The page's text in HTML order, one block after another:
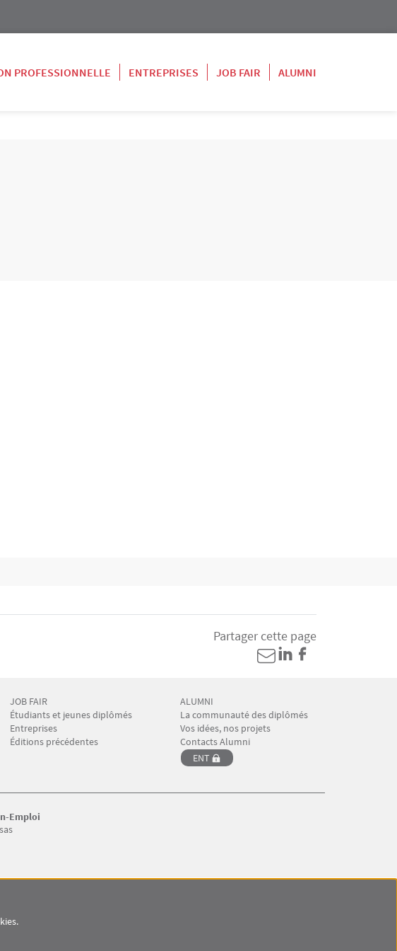
PROFESSIONNELLE ENTREPRISES JOB FAIR ALUMNI
Partager cette page
Menu Footer CIO-BAIP 4
JOB FAIR
Étudiants et jeunes diplômés
Entreprises
Éditions précédentes
Menu Footer CIO-BAIP 5
ALUMNI
La communauté des diplômés
Vos idées, nos projets
Contacts Alumni
ENT
Emploi
/ 14h - 17h